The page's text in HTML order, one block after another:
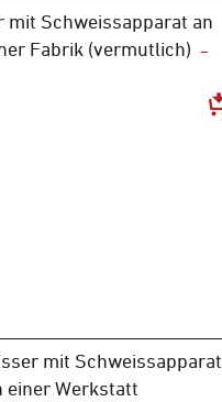
mit Schweissapparat an
Fabrik (vermutlich)
mit Schweissapparat
einer Werkstatt